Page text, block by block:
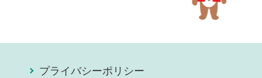
プライバシーポリシー